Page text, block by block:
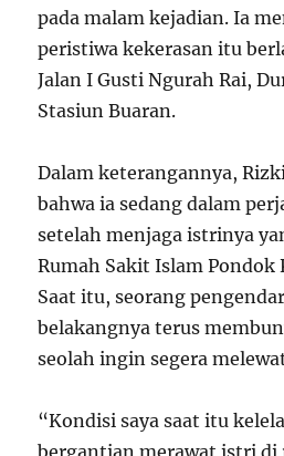
pada malam kejadian. Ia
peristiwa kekerasan itu
Jalan I Gusti Ngurah Rai,
Stasiun Buaran.
Dalam keterangannya,
bahwa ia sedang dalam
setelah menjaga istrinya
Rumah Sakit Islam Pondok
Saat itu, seorang
belakangnya terus
seolah ingin segera
“Kondisi saya saat itu